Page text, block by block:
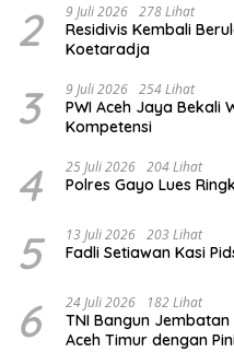
2 9 Juli 2026 278 Lihat
Residivis Kembali
Koetaradja
3 9 Juli 2026 254 Lihat
PWI Aceh Jaya Bekali
Kompetensi
4 25 Juli 2026 204 Lihat
Polres Gayo Lues
5 13 Juli 2026 203 Lihat
Fadli Setiawan Kasi
6 24 Juli 2026 182 Lihat
TNI Bangun
Aceh Timur dengan